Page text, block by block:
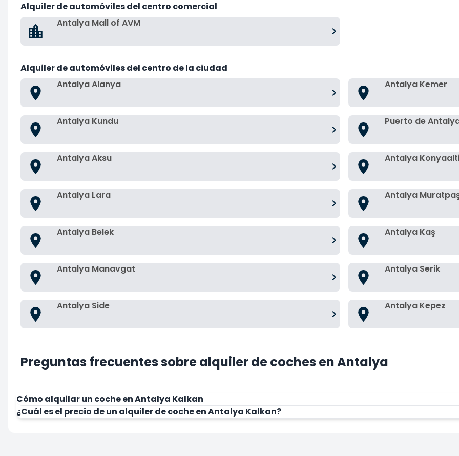
Alquiler de automóviles del centro comercial
Antalya Mall of AVM
Alquiler de automóviles del centro de la ciudad
Antalya Alanya
Antalya Kemer
Antalya Kundu Puerto de
Antalya Aksu Antalya
Antalya Lara Antalya
Antalya Belek Antalya Kaş
Antalya Manavgat Antalya Serik
Antalya Side Antalya Kepez
Preguntas frecuentes sobre alquiler de coches en Antalya
Cómo alquilar un coche en Antalya Kalkan
¿Cuál es el precio de un alquiler de coche en Antalya Kalkan?